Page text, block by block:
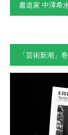
書道家 中澤希
「芸術新潮」